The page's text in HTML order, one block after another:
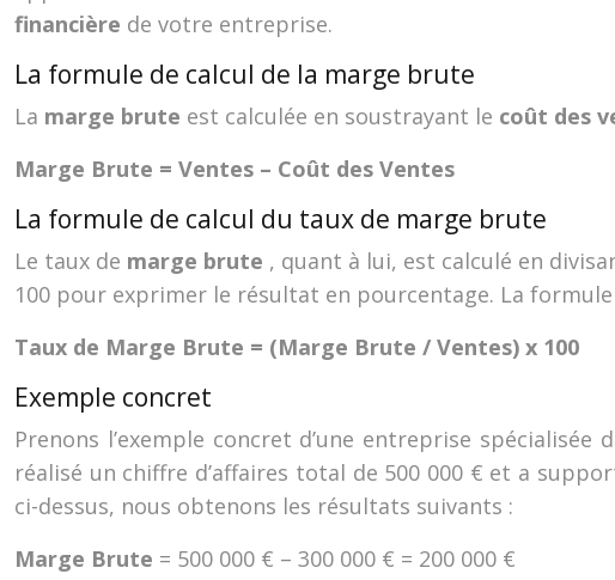
financière de votre entreprise.
La formule de calcul de la marge brute
La marge brute est calculée en soustrayant le coût des
Marge Brute = Ventes – Coût des Ventes
La formule de calcul du taux de marge brute
Le taux de marge brute , quant à lui, est calculé en
100 pour exprimer le résultat en pourcentage. La
Taux de Marge Brute = (Marge Brute / Ventes) x 100
Exemple concret
Prenons l’exemple concret d’une entreprise
réalisé un chiffre d’affaires total de 500 000 € et a
ci-dessus, nous obtenons les résultats suivants :
Marge Brute = 500 000 € – 300 000 € = 200 000 €